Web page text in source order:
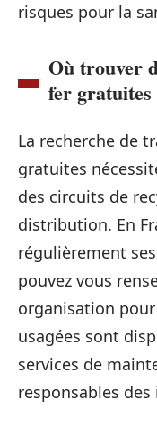
risques pour la
Où trouver
fer gratuites
La recherche de
gratuites
des circuits de
distribution. En
régulièrement
pouvez vous
organisation
usagées sont
services de
responsables